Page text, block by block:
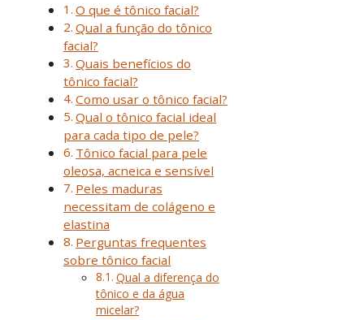
O que é tônico facial?
Qual a função do tônico
facial?
Quais benefícios do
tônico facial?
Como usar o tônico facial?
Qual o tônico facial ideal
para cada tipo de pele?
Tônico facial para pele
oleosa, acneica e sensível
Peles maduras
necessitam de colágeno e
elastina
Perguntas frequentes
sobre tônico facial
Qual a diferença do
tônico e da água
micelar?